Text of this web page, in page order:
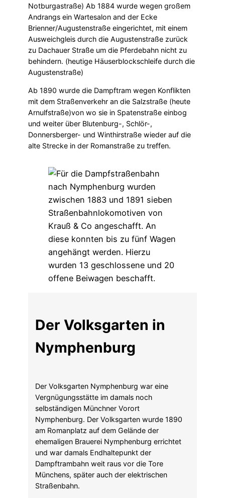
Notburgastraße) Ab 1884 wurde wegen großem
Andrangs ein Wartesalon and der Ecke
Brienner/Augustenstraße eingerichtet, mit einem
Ausweichgleis durch die Augustenstraße zurück
zu Dachauer Straße um die Pferdebahn nicht zu
behindern. (heutige Häuserblockschleife durch die
Augustenstraße)
Ab 1890 wurde die Dampftram wegen Konflikten
mit dem Straßenverkehr an die Salzstraße (heute
Arnulfstraße)von wo sie in Spatenstraße einbog
und weiter über Blutenburg-, Schlör-,
Donnersberger- und Winthirstraße wieder auf die
alte Strecke in der Romanstraße zu treffen.
Der Volksgarten in
Nymphenburg
Der Volksgarten Nymphenburg war eine
Vergnügungsstätte im damals noch
selbständigen Münchner Vorort
Nymphenburg. Der Volksgarten wurde 1890
am Romanplatz auf dem Gelände der
ehemaligen Brauerei Nymphenburg errichtet
und war damals Endhaltepunkt der
Dampftrambahn weit raus vor die Tore
Münchens, später auch der elektrischen
Straßenbahn.